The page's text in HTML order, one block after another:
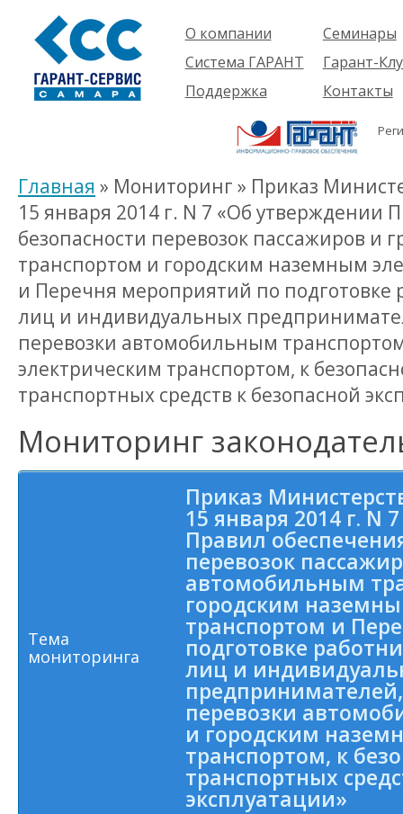
О компании
Компания
Проекты
Партнеры
Вакансии
Реквизиты
Информация
Система ГАРАНТ
О системе
решения
Комплекты
История
Поддержка
Пользователям
Будущим
пользователям
Семинары
Об услуге
семинары
Гарант-
Контакты
Главная » Мониторинг » Приказ
15 января 2014 г. N 7 «Об утверждении
безопасности перевозок пассажиров и
транспортом и городским наземным
и Перечня мероприятий по подготовке
лиц и индивидуальных
перевозки автомобильным
электрическим транспортом, к
транспортных средств к безопасной
Мониторинг
Тема
мониторинга
Приказ
15 января 2014 г. N
Правил
перевозок
автомобильным
городским
транспортом и
подготовке
лиц и
перевозки
и городским
транспортом, к
транспортных
эксплуатации»